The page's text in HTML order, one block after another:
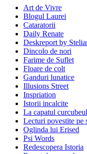
Art de Vivre
Blogul Laurei
Cataratorii
Daily Renate
Deskreport by
Dincolo de nori
Farime de Suflet
Floare de colt
Ganduri lunatice
Illusions Street
Inspriation
Istorii incalcite
La capatul
Lecturi povestite pe
Oglinda lui Erised
Psi Words
Redescopera Istoria